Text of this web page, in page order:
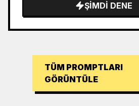
ŞIMDI DENE
TÜM PROMPTLARI
GÖRÜNTÜLE